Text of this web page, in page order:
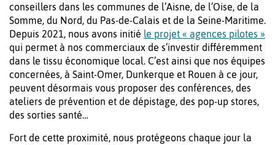
conseillers dans les communes de l’Aisne, de l’Oise, de la
Somme, du Nord, du Pas-de-Calais et de la Seine-Maritime.
Depuis 2021, nous avons initié le projet « agences pilotes »
qui permet à nos commerciaux de s’investir différemment
dans le tissu économique local. C’est ainsi que nos équipes
concernées, à Saint-Omer, Dunkerque et Rouen à ce jour,
peuvent désormais vous proposer des conférences, des
ateliers de prévention et de dépistage, des pop-up stores,
des sorties santé…
Fort de cette proximité, nous protégeons chaque jour la